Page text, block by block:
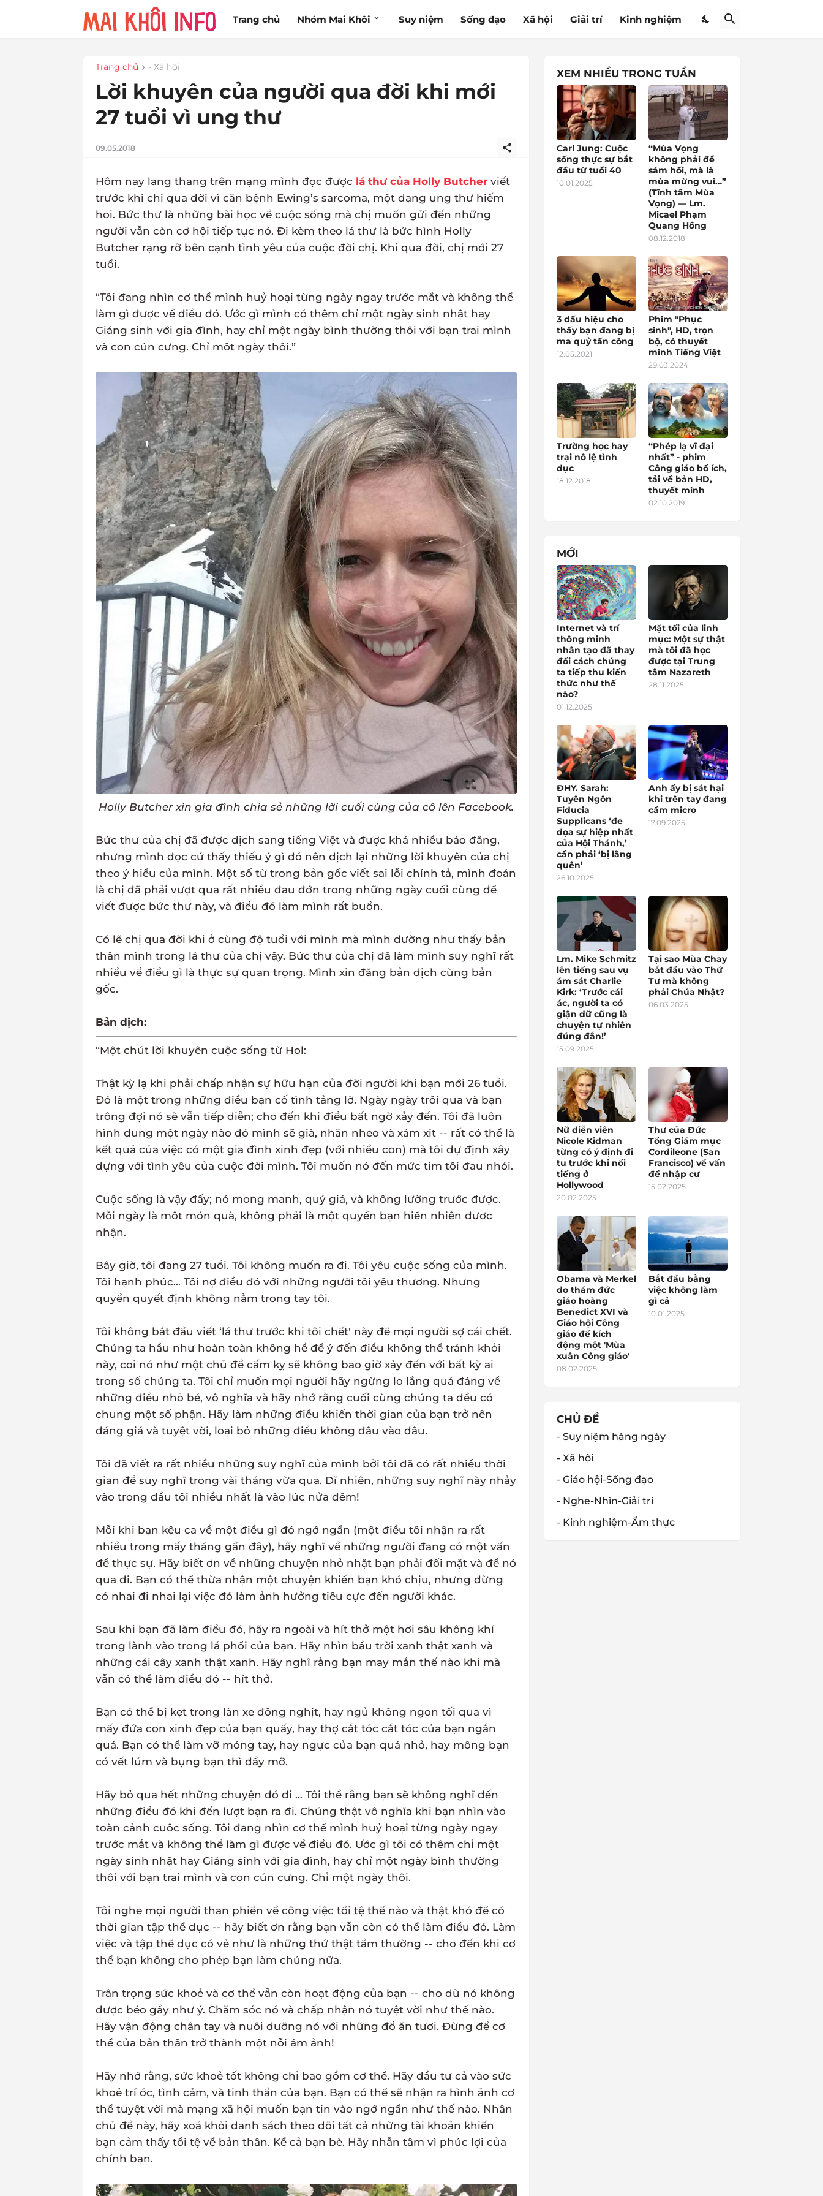
Trang chủ Nhóm Mai Khôi Suy niệm Sống đạo Xã hội Giải trí Kinh nghiệm
Trang chủ - Xã hội
Lời khuyên của người qua đời khi mới
27 tuổi vì ung thư
09.05.2018
Hôm nay lang thang trên mạng mình đọc được lá thư của Holly Butcherviết
trước khi chị qua đời vì căn bệnh Ewing’s sarcoma, một dạng ung thư hiếm
hoi. Bức thư là những bài học về cuộc sống mà chị muốn gửi đến những
người vẫn còn cơ hội tiếp tục nó. Đi kèm theo lá thư là bức hình Holly
Butcher rạng rỡ bên cạnh tình yêu của cuộc đời chị. Khi qua đời, chị mới 27
tuổi.
“Tôi đang nhìn cơ thể mình huỷ hoại từng ngày ngay trước mắt và không thể
làm gì được về điều đó. Ước gì mình có thêm chỉ một ngày sinh nhật hay
Giáng sinh với gia đình, hay chỉ một ngày bình thường thôi với bạn trai mình
và con cún cưng. Chỉ một ngày thôi.”
Holly Butcher xin gia đình chia sẻ những lời cuối cùng của cô lên Facebook.
Bức thư của chị đã được dịch sang tiếng Việt và được khá nhiều báo đăng,
nhưng mình đọc cứ thấy thiếu ý gì đó nên dịch lại những lời khuyên của chị
theo ý hiểu của mình. Một số từ trong bản gốc viết sai lỗi chính tả, mình đoán
là chị đã phải vượt qua rất nhiều đau đớn trong những ngày cuối cùng để
viết được bức thư này, và điều đó làm mình rất buồn.
Có lẽ chị qua đời khi ở cùng độ tuổi với mình mà mình dường như thấy bản
thân mình trong lá thư của chị vậy. Bức thư của chị đã làm mình suy nghĩ rất
nhiều về điều gì là thực sự quan trọng. Mình xin đăng bản dịch cùng bản
gốc.
Bản dịch:
“Một chút lời khuyên cuộc sống từ Hol:
Thật kỳ lạ khi phải chấp nhận sự hữu hạn của đời người khi bạn mới 26 tuổi.
Đó là một trong những điều bạn cố tình tảng lờ. Ngày ngày trôi qua và bạn
trông đợi nó sẽ vẫn tiếp diễn; cho đến khi điều bất ngờ xảy đến. Tôi đã luôn
hình dung một ngày nào đó mình sẽ già, nhăn nheo và xám xịt -- rất có thể là
kết quả của việc có một gia đình xinh đẹp (với nhiều con) mà tôi dự định xây
dựng với tình yêu của cuộc đời mình. Tôi muốn nó đến mức tim tôi đau nhói.
Cuộc sống là vậy đấy; nó mong manh, quý giá, và không lường trước được.
Mỗi ngày là một món quà, không phải là một quyền bạn hiển nhiên được
nhận.
Bây giờ, tôi đang 27 tuổi. Tôi không muốn ra đi. Tôi yêu cuộc sống của mình.
Tôi hạnh phúc… Tôi nợ điều đó với những người tôi yêu thương. Nhưng
quyền quyết định không nằm trong tay tôi.
Tôi không bắt đầu viết ‘lá thư trước khi tôi chết' này để mọi người sợ cái chết.
Chúng ta hầu như hoàn toàn không hề để ý đến điều không thể tránh khỏi
này, coi nó như một chủ đề cấm kỵ sẽ không bao giờ xảy đến với bất kỳ ai
trong số chúng ta. Tôi chỉ muốn mọi người hãy ngừng lo lắng quá đáng về
những điều nhỏ bé, vô nghĩa và hãy nhớ rằng cuối cùng chúng ta đều có
chung một số phận. Hãy làm những điều khiến thời gian của bạn trở nên
đáng giá và tuyệt vời, loại bỏ những điều không đâu vào đâu.
Tôi đã viết ra rất nhiều những suy nghĩ của mình bởi tôi đã có rất nhiều thời
gian để suy nghĩ trong vài tháng vừa qua. Dĩ nhiên, những suy nghĩ này nhảy
vào trong đầu tôi nhiều nhất là vào lúc nửa đêm!
Mỗi khi bạn kêu ca về một điều gì đó ngớ ngẩn (một điều tôi nhận ra rất
nhiều trong mấy tháng gần đây), hãy nghĩ về những người đang có một vấn
đề thực sự. Hãy biết ơn về những chuyện nhỏ nhặt bạn phải đối mặt và để nó
qua đi. Bạn có thể thừa nhận một chuyện khiến bạn khó chịu, nhưng đừng
có nhai đi nhai lại việc đó làm ảnh hưởng tiêu cực đến người khác.
Sau khi bạn đã làm điều đó, hãy ra ngoài và hít thở một hơi sâu không khí
trong lành vào trong lá phổi của bạn. Hãy nhìn bầu trời xanh thật xanh và
những cái cây xanh thật xanh. Hãy nghĩ rằng bạn may mắn thế nào khi mà
vẫn có thể làm điều đó -- hít thở.
Bạn có thể bị kẹt trong làn xe đông nghịt, hay ngủ không ngon tối qua vì
mấy đứa con xinh đẹp của bạn quấy, hay thợ cắt tóc cắt tóc của bạn ngắn
quá. Bạn có thể làm vỡ móng tay, hay ngực của bạn quá nhỏ, hay mông bạn
có vết lúm và bụng bạn thì đầy mỡ.
Hãy bỏ qua hết những chuyện đó đi … Tôi thề rằng bạn sẽ không nghĩ đến
những điều đó khi đến lượt bạn ra đi. Chúng thật vô nghĩa khi bạn nhìn vào
toàn cảnh cuộc sống. Tôi đang nhìn cơ thể mình huỷ hoại từng ngày ngay
trước mắt và không thể làm gì được về điều đó. Ước gì tôi có thêm chỉ một
ngày sinh nhật hay Giáng sinh với gia đình, hay chỉ một ngày bình thường
thôi với bạn trai mình và con cún cưng. Chỉ một ngày thôi.
Tôi nghe mọi người than phiền về công việc tồi tệ thế nào và thật khó để có
thời gian tập thể dục -- hãy biết ơn rằng bạn vẫn còn có thể làm điều đó. Làm
việc và tập thể dục có vẻ như là những thứ thật tầm thường -- cho đến khi cơ
thể bạn không cho phép bạn làm chúng nữa.
Trân trọng sức khoẻ và cơ thể vẫn còn hoạt động của bạn -- cho dù nó không
được béo gầy như ý. Chăm sóc nó và chấp nhận nó tuyệt vời như thế nào.
Hãy vận động chân tay và nuôi dưỡng nó với những đồ ăn tươi. Đừng để cơ
thể của bản thân trở thành một nỗi ám ảnh!
Hãy nhớ rằng, sức khoẻ tốt không chỉ bao gồm cơ thể. Hãy đầu tư cả vào sức
khoẻ trí óc, tình cảm, và tinh thần của bạn. Bạn có thể sẽ nhận ra hình ảnh cơ
thể tuyệt vời mà mạng xã hội muốn bạn tin vào ngớ ngẩn như thế nào. Nhân
chủ đề này, hãy xoá khỏi danh sách theo dõi tất cả những tài khoản khiến
bạn cảm thấy tồi tệ về bản thân. Kể cả bạn bè. Hãy nhẫn tâm vì phúc lợi của
chính bạn.
XEM NHIỀU TRONG TUẦN
Carl Jung: Cuộc
sống thực sự bắt
đầu từ tuổi 40
10.01.2025
“Mùa Vọng
không phải để
sám hối, mà là
mùa mừng vui…”
(Tĩnh tâm Mùa
Vọng) — Lm.
Micael Phạm
Quang Hồng
08.12.2018
3 dấu hiệu cho
thấy bạn đang bị
ma quỷ tấn công
12.05.2021
Phim "Phục
sinh", HD, trọn
bộ, có thuyết
minh Tiếng Việt
29.03.2024
Trường học hay
trại nô lệ tình
dục
18.12.2018
“Phép lạ vĩ đại
nhất” - phim
Công giáo bổ ích,
tải về bản HD,
thuyết minh
02.10.2019
MỚI
Internet và trí
thông minh
nhân tạo đã thay
đổi cách chúng
ta tiếp thu kiến
thức như thế
nào?
01.12.2025
Mặt tối của linh
mục: Một sự thật
mà tôi đã học
được tại Trung
tâm Nazareth
28.11.2025
ĐHY. Sarah:
Tuyên Ngôn
Fiducia
Supplicans ‘đe
dọa sự hiệp nhất
của Hội Thánh,’
cần phải ‘bị lãng
quên’
26.10.2025
Anh ấy bị sát hại
khi trên tay đang
cầm micro
17.09.2025
Lm. Mike Schmitz
lên tiếng sau vụ
ám sát Charlie
Kirk: ‘Trước cái
ác, người ta có
giận dữ cũng là
chuyện tự nhiên
đúng đắn!’
15.09.2025
Tại sao Mùa Chay
bắt đầu vào Thứ
Tư mà không
phải Chúa Nhật?
06.03.2025
Nữ diễn viên
Nicole Kidman
từng có ý định đi
tu trước khi nổi
tiếng ở
Hollywood
20.02.2025
Thư của Đức
Tổng Giám mục
Cordileone (San
Francisco) về vấn
đề nhập cư
15.02.2025
Obama và Merkel
do thám đức
giáo hoàng
Benedict XVI và
Giáo hội Công
giáo để kích
động một 'Mùa
xuân Công giáo'
08.02.2025
Bắt đầu bằng
việc không làm
gì cả
10.01.2025
CHỦ ĐỀ
- Suy niệm hàng ngày
- Xã hội
- Giáo hội-Sống đạo
- Nghe-Nhìn-Giải trí
- Kinh nghiệm-Ẩm thực